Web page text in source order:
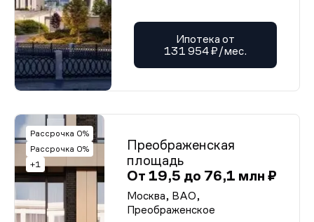
Ипотека от
131 954 ₽/мес.
Рассрочка 0%
Рассрочка 0%
+1
Преображенская
площадь
От 19,5 до 76,1 млн ₽
Москва, ВАО,
Преображенское